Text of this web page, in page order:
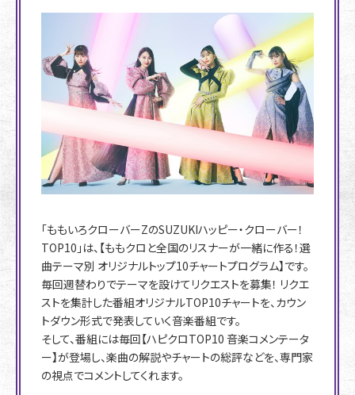
「ももいろクローバーZのSUZUKIハッピー・クローバー！
TOP10」は、【ももクロと全国のリスナーが一緒に作る！選
曲テーマ別 オリジナルトップ10チャートプログラム】です。
毎回週替わりでテーマを設けてリクエストを募集！ リクエ
ストを集計した番組オリジナルTOP10チャートを、カウン
トダウン形式で発表していく音楽番組です。
そして、番組には毎回【ハピクロTOP10 音楽コメンテータ
ー】が登場し、楽曲の解説やチャートの総評などを、専門家
の視点でコメントしてくれます。